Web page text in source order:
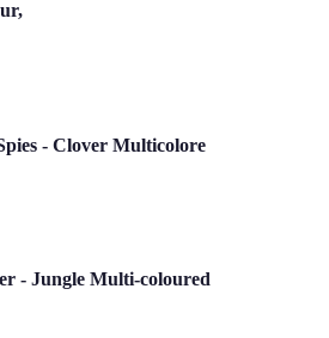
- Clover Multicolore
- Jungle Multi-coloured